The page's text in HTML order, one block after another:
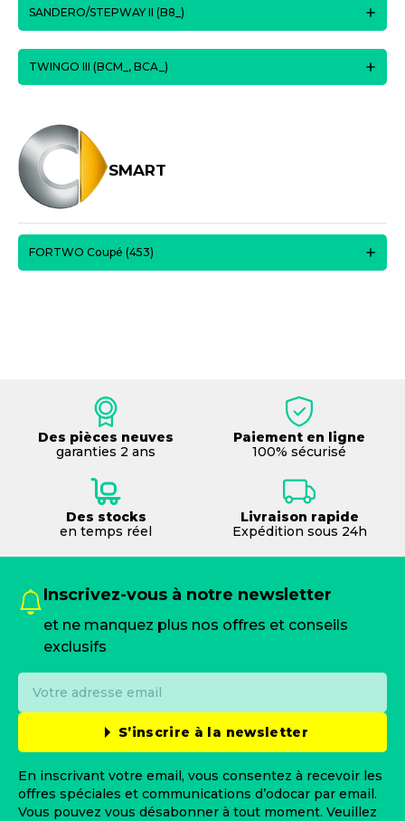
SANDERO/STEPWAY II (B8_)
TWINGO III (BCM_, BCA_)
SMART
FORTWO Coupé (453)
Des pièces neuves
garanties 2 ans
Paiement en ligne
100% sécurisé
Des stocks
en temps réel
Livraison rapide
Expédition sous 24h
Inscrivez-vous à notre newsletter
et ne manquez plus nos offres et conseils
exclusifs
S’inscrire à la newsletter
En inscrivant votre email, vous consentez à recevoir les
offres spéciales et communications d’odocar par email.
Vous pouvez vous désabonner à tout moment. Veuillez